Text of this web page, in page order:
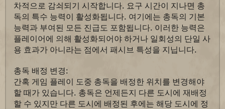
차적으로 감쇠되기 시작합니다. 요구 시간이 지나면 총
독의 특수 능력이 활성화됩니다. 여기에는 총독의 기본
능력과 부여된 모든 진급도 포함됩니다. 이러한 능력은
플레이어에 의해 활성화되어야 하거나 일회성의 단일 사
용 효과가 아니라는 점에서 패시브 특성을 지닙니다.
총독 배정 변경:
간혹 게임 플레이 도중 총독을 배정한 위치를 변경해야
할 때가 있습니다. 총독은 언제든지 다른 도시에 재배정
할 수 있지만 다른 도시에 배정된 후에는 해당 도시에 정